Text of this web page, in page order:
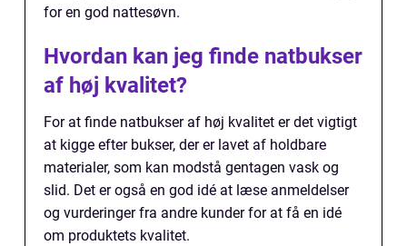
for en god nattesøvn.
Hvordan kan jeg finde natbukser
af høj kvalitet?
For at finde natbukser af høj kvalitet er det vigtigt
at kigge efter bukser, der er lavet af holdbare
materialer, som kan modstå gentagen vask og
slid. Det er også en god idé at læse anmeldelser
og vurderinger fra andre kunder for at få en idé
om produktets kvalitet.